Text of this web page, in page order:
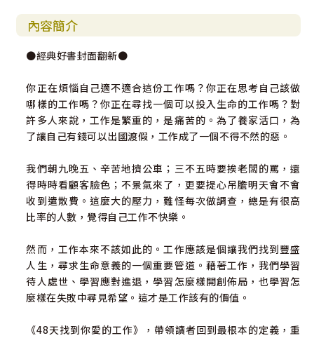
內容簡介
●經典好書封面翻新●
你正在煩惱自己適不適合這份工作嗎？你正在思考自己該做
哪樣的工作嗎？你正在尋找一個可以投入生命的工作嗎？對
許多人來說，工作是繁重的，是痛苦的。為了養家活口，為
了讓自己有錢可以出國渡假，工作成了一個不得不然的惡。
我們朝九晚五、辛苦地擠公車；三不五時要挨老闆的罵，還
得時時看顧客臉色；不景氣來了，更要提心吊膽明天會不會
收到遣散費。這麼大的壓力，難怪每次做調查，總是有很高
比率的人數，覺得自己工作不快樂。
然而，工作本來不該如此的。工作應該是個讓我們找到豐盛
人生，尋求生命意義的一個重要管道。藉著工作，我們學習
待人處世、學習應對進退，學習怎麼樣開創佈局，也學習怎
麼樣在失敗中尋見希望。這才是工作該有的價值。
《48天找到你愛的工作》，帶領讀者回到最根本的定義，重